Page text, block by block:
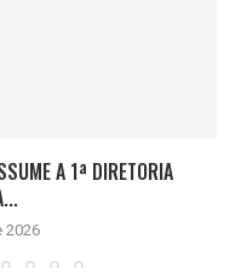
A 1ª DIRETORIA
2026